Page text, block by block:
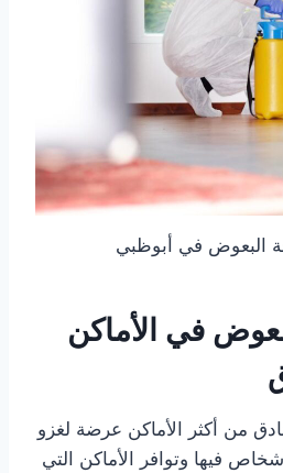
البعوض في أبوظبي
في الأماكن
من أكثر الأماكن عرضة لغزو
فيها وتوافر الأماكن التي